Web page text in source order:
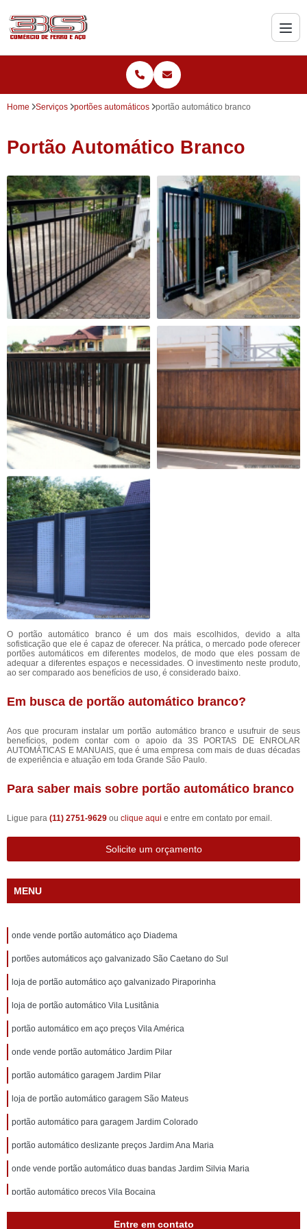
Home Serviços portões automáticos portão automático branco
Portão Automático Branco
O portão automático branco é um dos mais escolhidos, devido a alta
sofisticação que ele é capaz de oferecer. Na prática, o mercado pode oferecer
portões automáticos em diferentes modelos, de modo que eles possam de
adequar a diferentes espaços e necessidades. O investimento neste produto,
ao ser comparado aos benefícios de uso, é considerado baixo.
Em busca de portão automático branco?
Aos que procuram instalar um portão automático branco e usufruir de seus
benefícios, podem contar com o apoio da 3S PORTAS DE ENROLAR
AUTOMÁTICAS E MANUAIS, que é uma empresa com mais de duas décadas
de experiência e atuação em toda Grande São Paulo.
Para saber mais sobre portão automático branco
Ligue para (11) 2751-9629 ou clique aqui e entre em contato por email.
Solicite um orçamento
MENU
onde vende portão automático aço Diadema
portões automáticos aço galvanizado São Caetano do Sul
loja de portão automático aço galvanizado Piraporinha
loja de portão automático Vila Lusitânia
portão automático em aço preços Vila América
onde vende portão automático Jardim Pilar
portão automático garagem Jardim Pilar
loja de portão automático garagem São Mateus
portão automático para garagem Jardim Colorado
portão automático deslizante preços Jardim Ana Maria
onde vende portão automático duas bandas Jardim Silvia Maria
portão automático preços Vila Bocaina
Entre em contato